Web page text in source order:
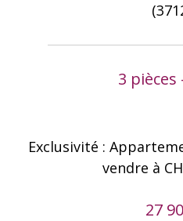
3 pièces
Exclusivité :
vendre à
27